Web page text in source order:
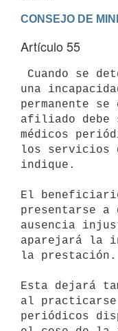
CONSEJO DE
Artículo 55
una
permanente
afiliado debe
médicos
los servicios
indique.
El
presentarse a
ausencia
aparejará la
la prestación.
Esta dejará
al practicarse
periódicos